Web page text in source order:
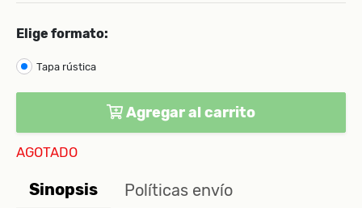
Elige formato:
Tapa rústica
Agregar al carrito
AGOTADO
Sinopsis Políticas envío